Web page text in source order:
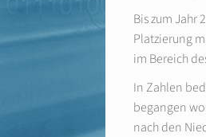
Bis zum Jahr
Platzierung
im Bereich
In Zahlen
begangen
nach den